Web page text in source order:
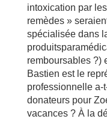
intoxication par
remèdes »
spécialisée dans
remboursables ?)
Bastien est le
professionnelle a-
donateurs pour
vacances ? À la